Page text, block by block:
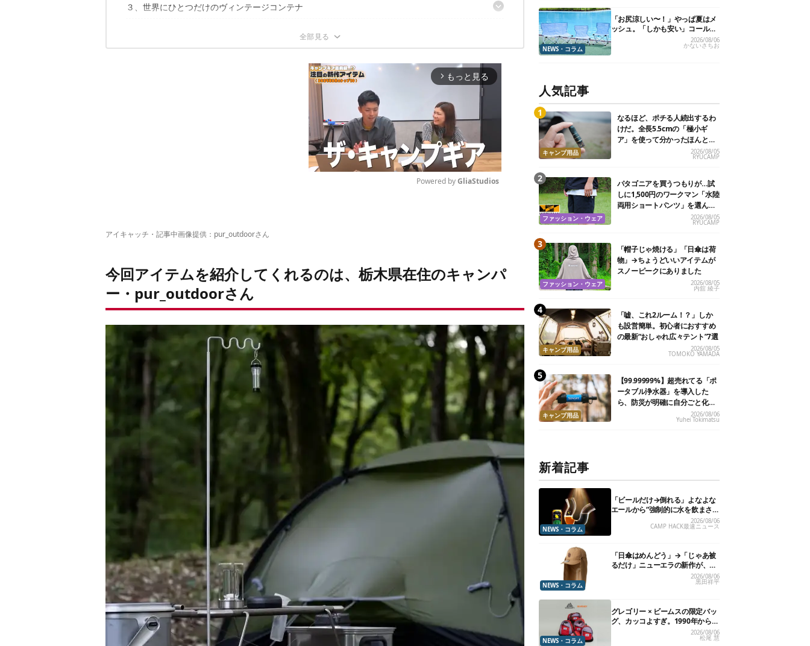
hxo design「hxo スタンダードグリーンセット」
３、世界にひとつだけのヴィンテージコンテナ
５、凛とした佇まいに見惚れてしまう…
arrow_forward_ios もっと見る
Powered by GliaStudios
アイキャッチ・記事中画像提供：pur_outdoorさん
今回アイテムを紹介してくれるのは、栃木県在住のキャンパ
ー・pur_outdoorさん
NEWS・コラム
「お尻涼しい〜！」やっぱ夏はメ
ッシュ。「しかも安い」コールマ
ン今年の新作は、カラーもさわや
かです
2026/08/06
かないさちお
人気記事
キャンプ用品
なるほど、ポチる人続出するわ
けだ。全長5.5cmの「極小ギ
ア」を使って分かったほんとの
2026/08/05
RYUCAMP
ファッション・ウェア
パタゴニアを買うつもりが…試
しに1,500円のワークマン「水陸
両用ショートパンツ」を選んだ
2026/08/05
RYUCAMP
ファッション・ウェア
「帽子じゃ焼ける」「日傘は荷
物」→ちょうどいいアイテムが
スノーピークにありました
2026/08/05
内舘 綾子
キャンプ用品
「嘘、これ2ルーム！？」しか
も設営簡単。初心者におすすめ
の最新“おしゃれ広々テント”7選
2026/08/05
TOMOKO YAMADA
キャンプ用品
【99.99999%】超売れてる「ポ
ータブル浄水器」を導入した
ら、防災が明確に自分ごと化し
2026/08/06
Yuhei Tokimatsu
新着記事
NEWS・コラム
「ビールだけ→倒れる」よなよな
エールから“強制的に水を飲まさ
2026/08/06
CAMP HACK最速ニュース
NEWS・コラム
「日傘はめんどう」→「じゃあ被
るだけ」ニューエラの新作が、真
2026/08/06
黒田祥平
NEWS・コラム
グレゴリー × ビームスの限定バッ
グ、カッコよすぎ。1990年から“3
年のみ使用”されていた、紫タグ
2026/08/06
松尾 慧